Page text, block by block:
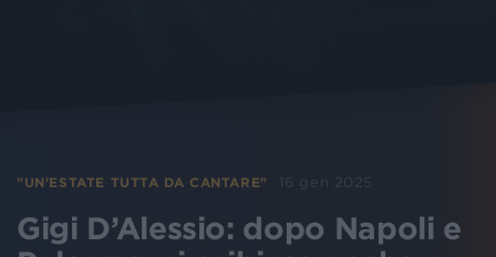
"UN'ESTATE TUTTA DA CANTARE" 16 gen 2025
Gigi D’Alessio: dopo Napoli e